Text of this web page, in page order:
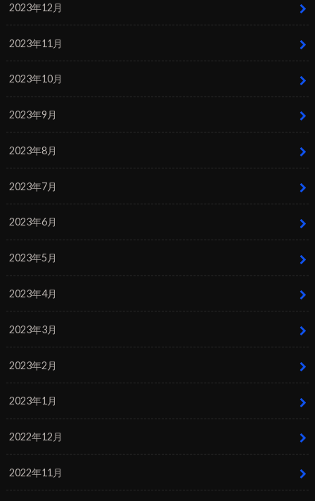
2023年12月
2023年11月
2023年10月
2023年9月
2023年8月
2023年7月
2023年6月
2023年5月
2023年4月
2023年3月
2023年2月
2023年1月
2022年12月
2022年11月